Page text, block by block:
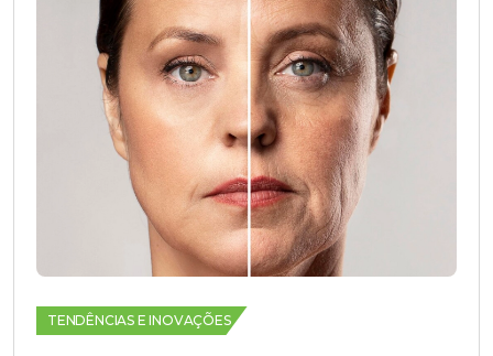
TENDÊNCIAS E INOVAÇÕES